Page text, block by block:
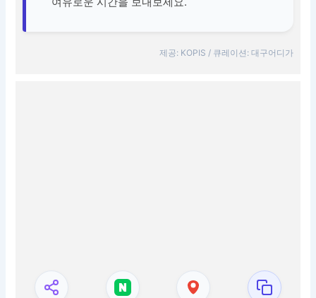
제공: KOPIS / 큐레이션: 대구어디가